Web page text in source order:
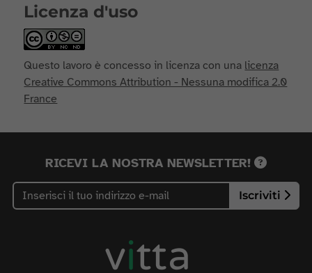
Licenza d'uso
Questo lavoro è concesso in licenza con una licenza
Creative Commons Attribution - Nessuna modifica 2.0
France
RICEVI LA NOSTRA NEWSLETTER!
Iscriviti